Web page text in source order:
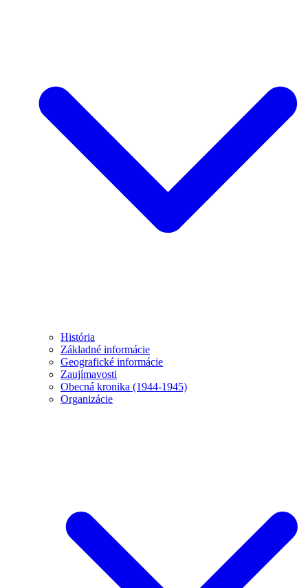
História
Základné informácie
Geografické informácie
Zaujímavosti
Obecná kronika (1944-1945)
Organizácie